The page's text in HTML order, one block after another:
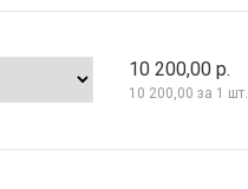
10 200,00 р.
10 200,00 за 1 шт.